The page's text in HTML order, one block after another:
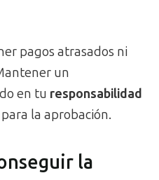
pagos atrasados ni
un
en tu responsabilidad
la aprobación.
la